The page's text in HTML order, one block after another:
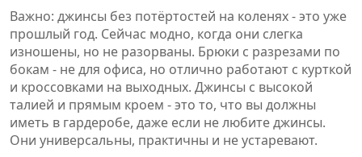
Важно: джинсы без потёртостей на коленях - это уже
прошлый год. Сейчас модно, когда они слегка
изношены, но не разорваны. Брюки с разрезами по
бокам - не для офиса, но отлично работают с курткой
и кроссовками на выходных. Джинсы с высокой
талией и прямым кроем - это то, что вы должны
иметь в гардеробе, даже если не любите джинсы.
Они универсальны, практичны и не устаревают.